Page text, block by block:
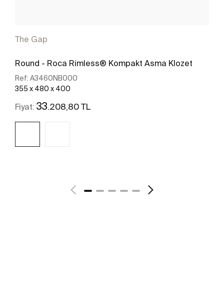
The Gap
Round - Roca Rimless® Kompakt Asma Klozet
Ref: A3460NB000
355 x 480 x 400
Fiyat: 33.208,80 TL